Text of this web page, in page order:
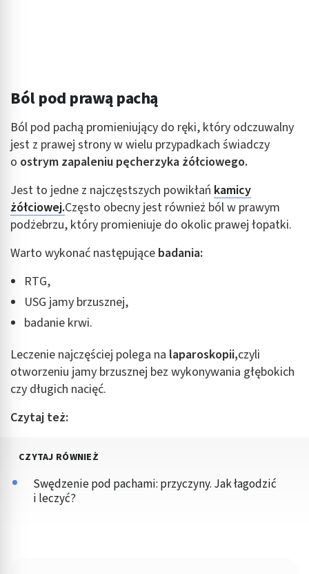
Ból pod prawą pachą
Ból pod pachą promieniujący do ręki, który odczuwalny
jest z prawej strony w wielu przypadkach świadczy
o ostrym zapaleniu pęcherzyka żółciowego.
Jest to jedne z najczęstszych powikłań kamicy
żółciowej.Często obecny jest również ból w prawym
podżebrzu, który promieniuje do okolic prawej łopatki.
Warto wykonać następujące badania:
RTG,
USG jamy brzusznej,
badanie krwi.
Leczenie najczęściej polega na laparoskopii,czyli
otworzeniu jamy brzusznej bez wykonywania głębokich
czy długich nacięć.
Czytaj też:
CZYTAJ RÓWNIEŻ
Swędzenie pod pachami: przyczyny. Jak łagodzić
i leczyć?